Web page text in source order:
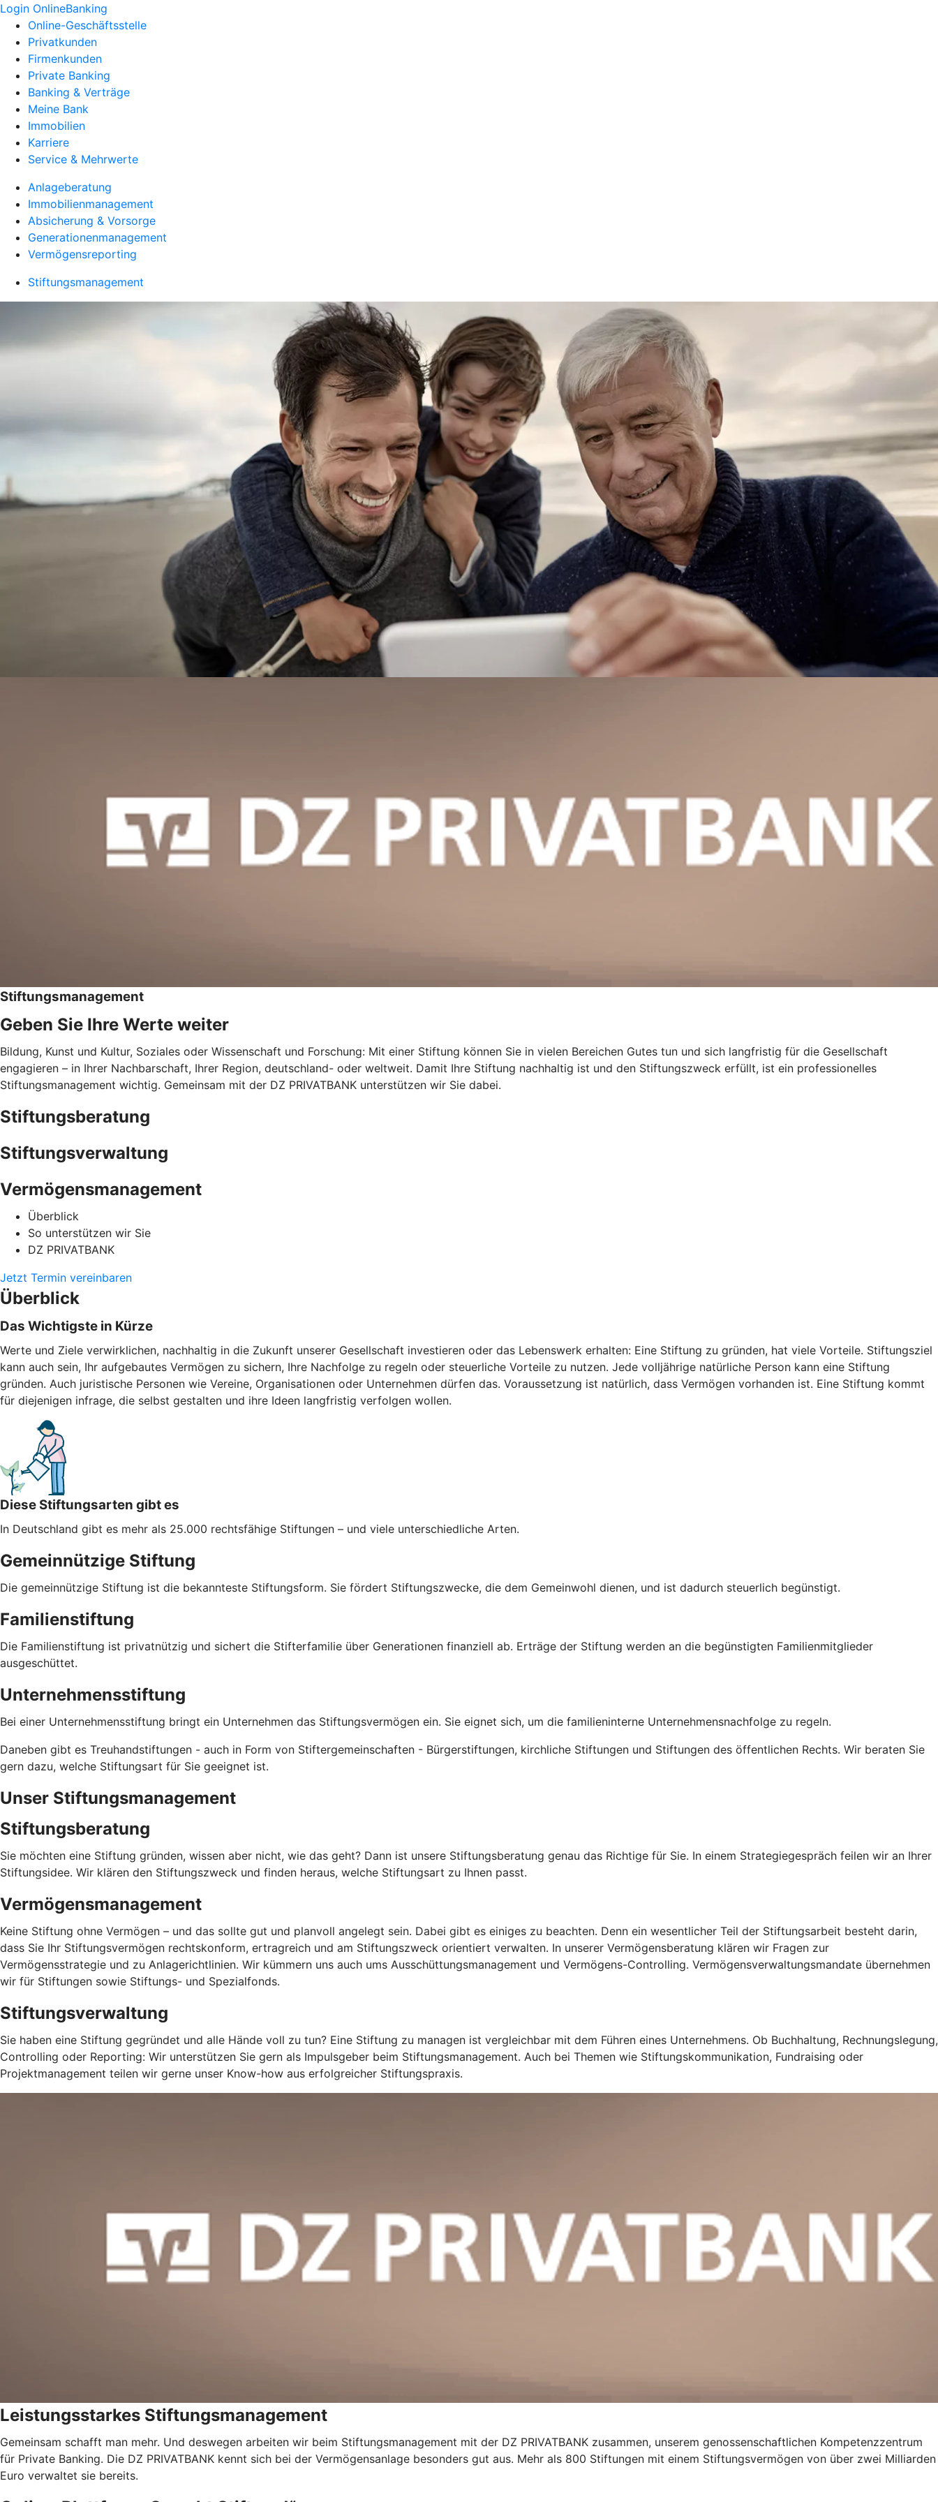
Login OnlineBanking
Online-Geschäftsstelle
Privatkunden
Firmenkunden
Private Banking
Banking & Verträge
Meine Bank
Immobilien
Karriere
Service & Mehrwerte
Anlageberatung
Immobilienmanagement
Absicherung & Vorsorge
Generationenmanagement
Vermögensreporting
Stiftungsmanagement
Stiftungsmanagement
Geben Sie Ihre Werte weiter
Bildung, Kunst und Kultur, Soziales oder Wissenschaft und Forschung: Mit einer Stiftung können Sie in vielen Bereichen Gutes tun und sich langfristig für die Gesellschaft
engagieren – in Ihrer Nachbarschaft, Ihrer Region, deutschland- oder weltweit. Damit Ihre Stiftung nachhaltig ist und den Stiftungszweck erfüllt, ist ein professionelles
Stiftungsmanagement wichtig. Gemeinsam mit der DZ PRIVATBANK unterstützen wir Sie dabei.
Stiftungsberatung
Stiftungsverwaltung
Vermögensmanagement
Überblick
So unterstützen wir Sie
DZ PRIVATBANK
Jetzt Termin vereinbaren
Überblick
Das Wichtigste in Kürze
Werte und Ziele verwirklichen, nachhaltig in die Zukunft unserer Gesellschaft investieren oder das Lebenswerk erhalten: Eine Stiftung zu gründen, hat viele Vorteile. Stiftungsziel
kann auch sein, Ihr aufgebautes Vermögen zu sichern, Ihre Nachfolge zu regeln oder steuerliche Vorteile zu nutzen. Jede volljährige natürliche Person kann eine Stiftung
gründen. Auch juristische Personen wie Vereine, Organisationen oder Unternehmen dürfen das. Voraussetzung ist natürlich, dass Vermögen vorhanden ist. Eine Stiftung kommt
für diejenigen infrage, die selbst gestalten und ihre Ideen langfristig verfolgen wollen.
Diese Stiftungsarten gibt es
In Deutschland gibt es mehr als 25.000 rechtsfähige Stiftungen – und viele unterschiedliche Arten.
Gemeinnützige Stiftung
Die gemeinnützige Stiftung ist die bekannteste Stiftungsform. Sie fördert Stiftungszwecke, die dem Gemeinwohl dienen, und ist dadurch steuerlich begünstigt.
Familienstiftung
Die Familienstiftung ist privatnützig und sichert die Stifterfamilie über Generationen finanziell ab. Erträge der Stiftung werden an die begünstigten Familienmitglieder
ausgeschüttet.
Unternehmensstiftung
Bei einer Unternehmensstiftung bringt ein Unternehmen das Stiftungsvermögen ein. Sie eignet sich, um die familieninterne Unternehmensnachfolge zu regeln.
Daneben gibt es Treuhandstiftungen - auch in Form von Stiftergemeinschaften - Bürgerstiftungen, kirchliche Stiftungen und Stiftungen des öffentlichen Rechts. Wir beraten Sie
gern dazu, welche Stiftungsart für Sie geeignet ist.
Unser Stiftungsmanagement
Stiftungsberatung
Sie möchten eine Stiftung gründen, wissen aber nicht, wie das geht? Dann ist unsere Stiftungsberatung genau das Richtige für Sie. In einem Strategiegespräch feilen wir an Ihrer
Stiftungsidee. Wir klären den Stiftungszweck und finden heraus, welche Stiftungsart zu Ihnen passt.
Vermögensmanagement
Keine Stiftung ohne Vermögen – und das sollte gut und planvoll angelegt sein. Dabei gibt es einiges zu beachten. Denn ein wesentlicher Teil der Stiftungsarbeit besteht darin,
dass Sie Ihr Stiftungsvermögen rechtskonform, ertragreich und am Stiftungszweck orientiert verwalten. In unserer Vermögensberatung klären wir Fragen zur
Vermögensstrategie und zu Anlagerichtlinien. Wir kümmern uns auch ums Ausschüttungsmanagement und Vermögens-Controlling. Vermögensverwaltungsmandate übernehmen
wir für Stiftungen sowie Stiftungs- und Spezialfonds.
Stiftungsverwaltung
Sie haben eine Stiftung gegründet und alle Hände voll zu tun? Eine Stiftung zu managen ist vergleichbar mit dem Führen eines Unternehmens. Ob Buchhaltung, Rechnungslegung,
Controlling oder Reporting: Wir unterstützen Sie gern als Impulsgeber beim Stiftungsmanagement. Auch bei Themen wie Stiftungskommunikation, Fundraising oder
Projektmanagement teilen wir gerne unser Know-how aus erfolgreicher Stiftungspraxis.
Leistungsstarkes Stiftungsmanagement
Gemeinsam schafft man mehr. Und deswegen arbeiten wir beim Stiftungsmanagement mit der DZ PRIVATBANK zusammen, unserem genossenschaftlichen Kompetenzzentrum
für Private Banking. Die DZ PRIVATBANK kennt sich bei der Vermögensanlage besonders gut aus. Mehr als 800 Stiftungen mit einem Stiftungsvermögen von über zwei Milliarden
Euro verwaltet sie bereits.